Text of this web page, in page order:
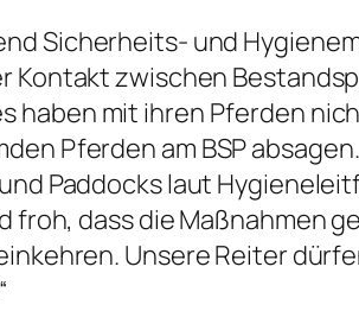
Sicherheits- und
Kontakt zwischen
haben mit ihren Pferden
Pferden am BSP
Paddocks laut
froh, dass die Maßnahmen
Unsere Reiter